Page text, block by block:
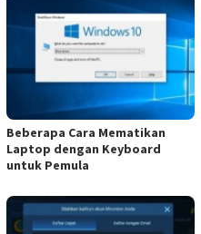
Beberapa Cara Mematikan
Laptop dengan Keyboard
untuk Pemula